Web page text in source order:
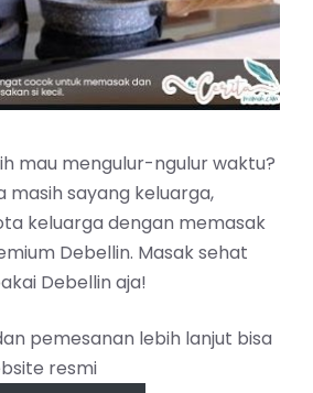
mau mengulur-ngulur waktu?
masih sayang keluarga,
keluarga dengan memasak
Debellin. Masak sehat
Debellin aja!
pemesanan lebih lanjut bisa
resmi